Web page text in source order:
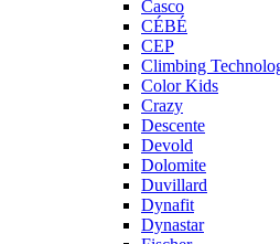
Casco
CÉBÉ
CEP
Climbing
Color Kids
Crazy
Descente
Devold
Dolomite
Duvillard
Dynafit
Dynastar